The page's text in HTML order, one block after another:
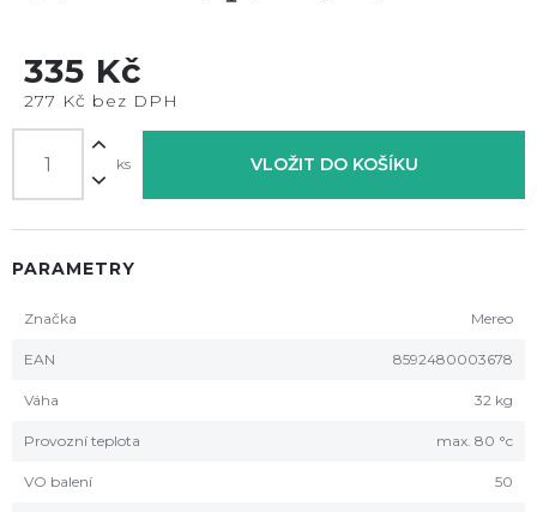
335 Kč
277 Kč bez DPH
ks VLOŽIT DO KOŠÍKU
PARAMETRY
Značka Mereo
EAN 8592480003678
Váha 32 kg
Provozní teplota max. 80 °c
VO balení 50